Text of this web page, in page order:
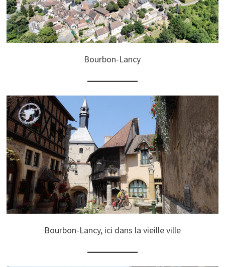
Bourbon-Lancy
Bourbon-Lancy, ici dans la vieille ville